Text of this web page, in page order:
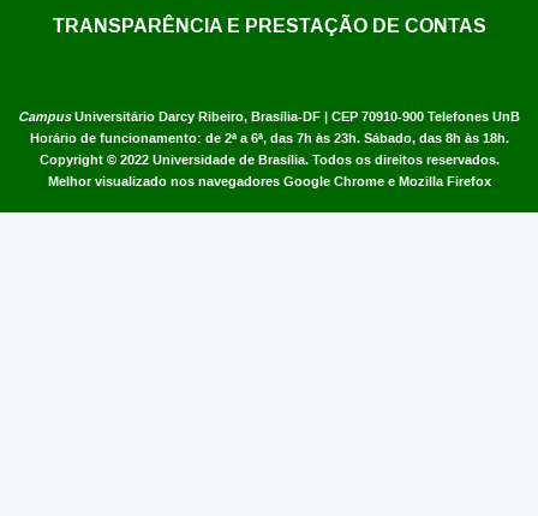
CampusUniversitário Darcy Ribeiro, Brasília-DF | CEP 70910-900 Telefones UnB
Horário de funcionamento: de 2ª a 6ª, das 7h às 23h. Sábado, das 8h às 18h.
Copyright © 2022 Universidade de Brasília. Todos os direitos reservados.
Melhor visualizado nos navegadores Google Chrome e Mozilla Firefox
TRANSPARÊNCIA E PRESTAÇÃO DE CONTAS